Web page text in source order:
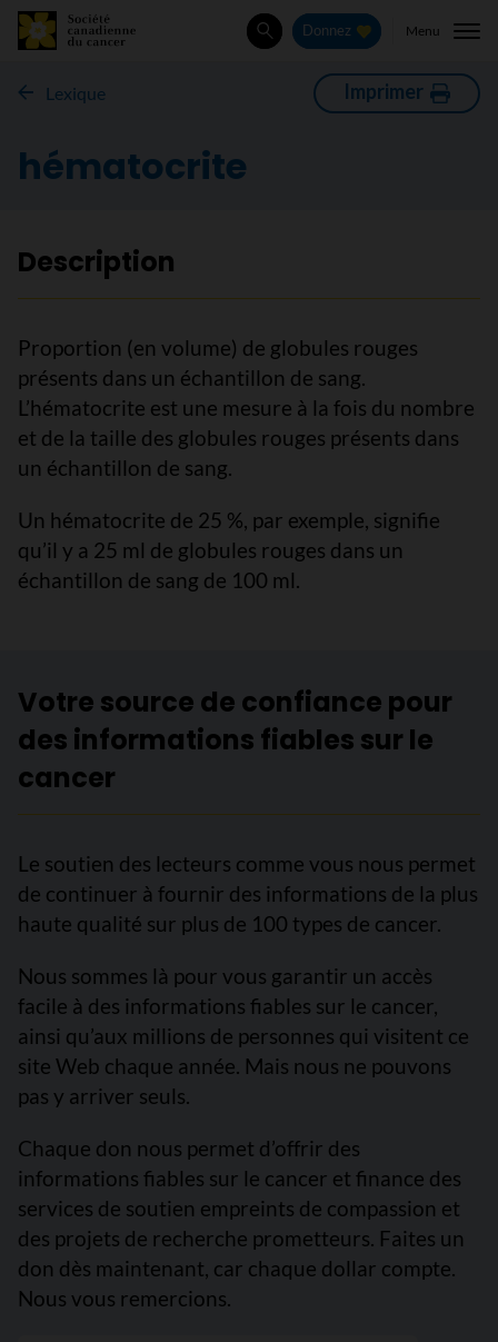
Rechercher
Donnez Menu
Lexique Imprimer
hématocrite
Description
Proportion (en volume) de globules rouges
présents dans un échantillon de sang.
L’hématocrite est une mesure à la fois du nombre
et de la taille des globules rouges présents dans
un échantillon de sang.
Un hématocrite de 25 %, par exemple, signifie
qu’il y a 25 ml de globules rouges dans un
échantillon de sang de 100 ml.
Votre source de confiance pour
des informations fiables sur le
cancer
Le soutien des lecteurs comme vous nous permet
de continuer à fournir des informations de la plus
haute qualité sur plus de 100 types de cancer.
Nous sommes là pour vous garantir un accès
facile à des informations fiables sur le cancer,
ainsi qu’aux millions de personnes qui visitent ce
site Web chaque année. Mais nous ne pouvons
pas y arriver seuls.
Chaque don nous permet d’offrir des
informations fiables sur le cancer et finance des
services de soutien empreints de compassion et
des projets de recherche prometteurs. Faites un
don dès maintenant, car chaque dollar compte.
Nous vous remercions.